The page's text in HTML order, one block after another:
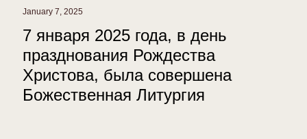
7 января 2025 года, в день
празднования Рождества
Христова, была совершена
Божественная Литургия